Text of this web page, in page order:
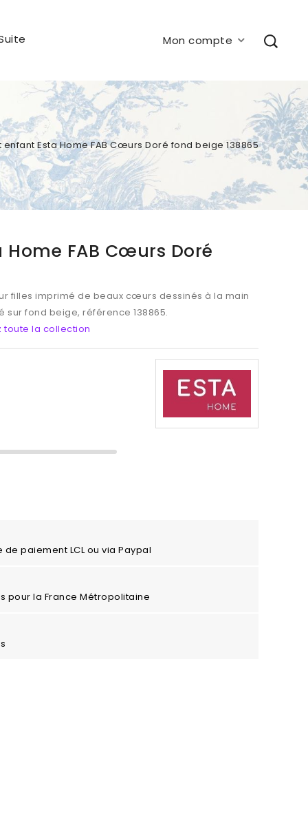
Mon compte
Esta Home FAB Cœurs Doré fond beige 138865
FAB Cœurs Doré
filles imprimé de beaux cœurs dessinés à la main
sur fond beige, référence 138865.
toute la collection
paiement LCL ou via Paypal
pour la France Métropolitaine